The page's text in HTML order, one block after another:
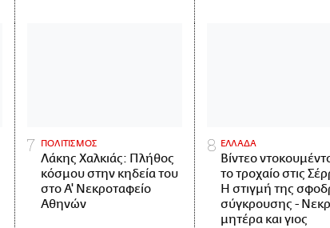
ΠΟΛΙΤΙΣΜΟΣ
Λάκης Χαλκιάς: Πλήθος
κόσμου στην κηδεία του
στο Α' Νεκροταφείο
Αθηνών
ΕΛΛΑΔΑ
Βίντεο
το τροχαίο στις
Η στιγμή της
σύγκρουσης -
μητέρα και γιος